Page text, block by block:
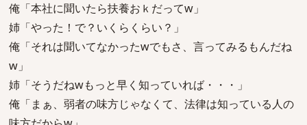
俺「本社に聞いたら扶養おｋだってw」
姉「やった！で？いくらくらい？」
俺「それは聞いてなかったwでもさ、言ってみるもんだね
w」
姉「そうだねwもっと早く知っていれば・・・」
俺「まぁ、弱者の味方じゃなくて、法律は知っている人の